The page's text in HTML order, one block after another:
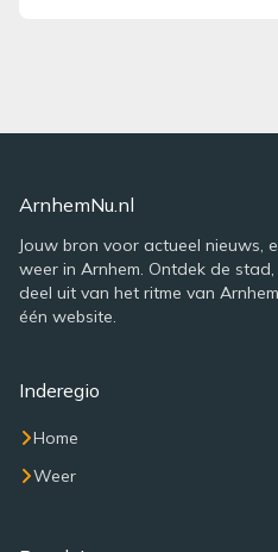
ArnhemNu.nl
Jouw bron voor actueel nieuws,
weer in Arnhem. Ontdek de
deel uit van het ritme van
één website.
Inderegio
Home
Weer